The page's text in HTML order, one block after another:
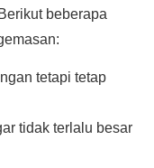
beberapa
tetapi tetap
tidak terlalu besar